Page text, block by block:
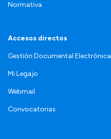
Normativa
Accesos directos
Gestión Documental Electrónica
Mi Legajo
Webmail
Convocatorias